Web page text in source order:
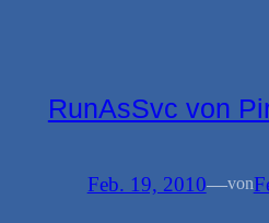
RunAsSvc von
Feb. 19, 2010—von